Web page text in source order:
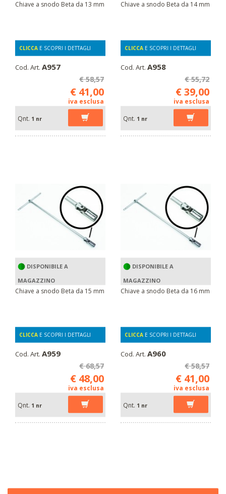
Chiave a snodo Beta da 13 mm
CLICCA E SCOPRI I DETTAGLI
Cod. Art. A957
€ 58,57
€ 41,00
iva esclusa
Qnt. 1 nr
Chiave a snodo Beta da 14 mm
CLICCA E SCOPRI I DETTAGLI
Cod. Art. A958
€ 55,72
€ 39,00
iva esclusa
Qnt. 1 nr
DISPONIBILE A
MAGAZZINO
Chiave a snodo Beta da 15 mm
CLICCA E SCOPRI I DETTAGLI
Cod. Art. A959
€ 68,57
€ 48,00
iva esclusa
Qnt. 1 nr
DISPONIBILE A
MAGAZZINO
Chiave a snodo Beta da 16 mm
CLICCA E SCOPRI I DETTAGLI
Cod. Art. A960
€ 58,57
€ 41,00
iva esclusa
Qnt. 1 nr